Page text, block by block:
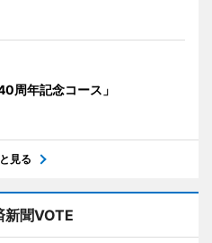
周年記念コース」
見る
新聞VOTE